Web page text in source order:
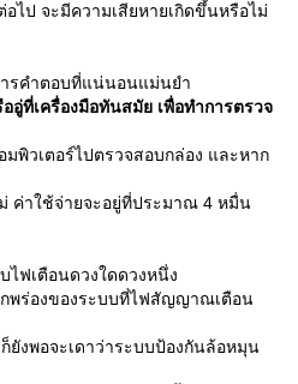
ไป จะมีความเสียหายเกิดขึ้นหรือไม่
ารคำตอบที่แน่นอนแม่นยำ
อู่ที่เครื่องมือทันสมัย เพื่อทำการตรวจ
พิวเตอร์ไปตรวจสอบกล่อง และหาก
ค่าใช้จ่ายจะอยู่ที่ประมาณ 4 หมื่น
ไฟเตือนดวงใดดวงหนึ่ง
พร่องของระบบที่ไฟสัญญาณเตือน
ก็ยังพอจะเดาว่าระบบป้องกันล้อหมุน